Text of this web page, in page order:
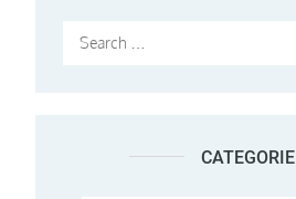
Search
CATEGORIE